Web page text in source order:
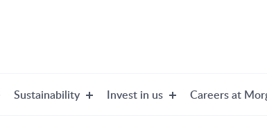
Sustainability Invest in us Careers at